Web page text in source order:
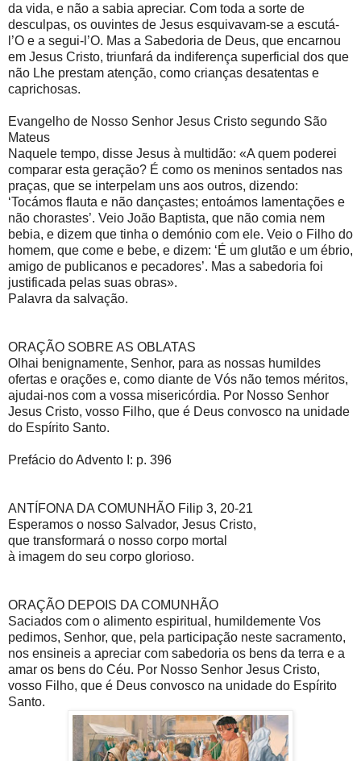
da vida, e não a sabia apreciar. Com toda a sorte de
desculpas, os ouvintes de Jesus esquivavam-se a escutá-
l’O e a segui-l’O. Mas a Sabedoria de Deus, que encarnou
em Jesus Cristo, triunfará da indiferença superficial dos que
não Lhe prestam atenção, como crianças desatentas e
caprichosas.
Evangelho de Nosso Senhor Jesus Cristo segundo São
Mateus
Naquele tempo, disse Jesus à multidão: «A quem poderei
comparar esta geração? É como os meninos sentados nas
praças, que se interpelam uns aos outros, dizendo:
‘Tocámos flauta e não dançastes; entoámos lamentações e
não chorastes’. Veio João Baptista, que não comia nem
bebia, e dizem que tinha o demónio com ele. Veio o Filho do
homem, que come e bebe, e dizem: ‘É um glutão e um ébrio,
amigo de publicanos e pecadores’. Mas a sabedoria foi
justificada pelas suas obras».
Palavra da salvação.
ORAÇÃO SOBRE AS OBLATAS
Olhai benignamente, Senhor, para as nossas humildes
ofertas e orações e, como diante de Vós não temos méritos,
ajudai-nos com a vossa misericórdia. Por Nosso Senhor
Jesus Cristo, vosso Filho, que é Deus convosco na unidade
do Espírito Santo.
Prefácio do Advento I: p. 396
ANTÍFONA DA COMUNHÃO Filip 3, 20-21
Esperamos o nosso Salvador, Jesus Cristo,
que transformará o nosso corpo mortal
à imagem do seu corpo glorioso.
ORAÇÃO DEPOIS DA COMUNHÃO
Saciados com o alimento espiritual, humildemente Vos
pedimos, Senhor, que, pela participação neste sacramento,
nos ensineis a apreciar com sabedoria os bens da terra e a
amar os bens do Céu. Por Nosso Senhor Jesus Cristo,
vosso Filho, que é Deus convosco na unidade do Espírito
Santo.